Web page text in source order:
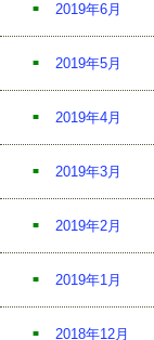
2019年6月
2019年5月
2019年4月
2019年3月
2019年2月
2019年1月
2018年12月